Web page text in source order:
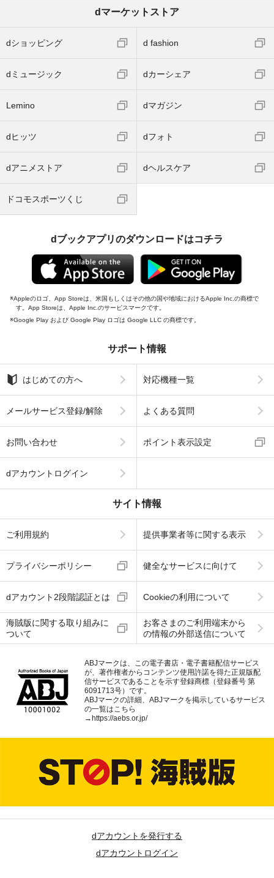
dマーケットストア
dショッピング d fashion
dミュージック dカーシェア
Lemino dマガジン
dヒッツ dフォト
dアニメストア dヘルスケア
ドコモスポーツくじ
dブックアプリのダウンロードはコチラ
Appleのロゴ、App Storeは、米国もしくはその他の国や地域におけるApple Inc.の商標で
す。App Storeは、Apple Inc.のサービスマークです。
Google Play および Google Play ロゴは Google LLC の商標です。
サポート情報
はじめての方へ 対応機種一覧
メールサービス登録/解除 よくある質問
お問い合わせ ポイント表示設定
dアカウントログイン
サイト情報
ご利用規約 提供事業者等に関する表示
プライバシーポリシー 健全なサービスに向けて
dアカウント2段階認証とは Cookieの利用について
海賊版に関する取り組みに
ついて
お客さまのご利用端末から
の情報の外部送信について
ABJマークは、この電子書店・電子書籍配信サービス
が、著作権者からコンテンツ使用許諾を得た正規版配
信サービスであることを示す登録商標（登録番号 第
6091713号）です。
ABJマークの詳細、ABJマークを掲示しているサービス
の一覧はこちら
→https://aebs.or.jp/
dアカウントを発行する
dアカウントログイン